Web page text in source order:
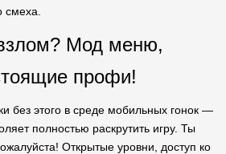
смеха.
Мод меню,
профи!
без этого в среде мобильных гонок —
полностью раскрутить игру. Ты
Открытые уровни, доступ ко